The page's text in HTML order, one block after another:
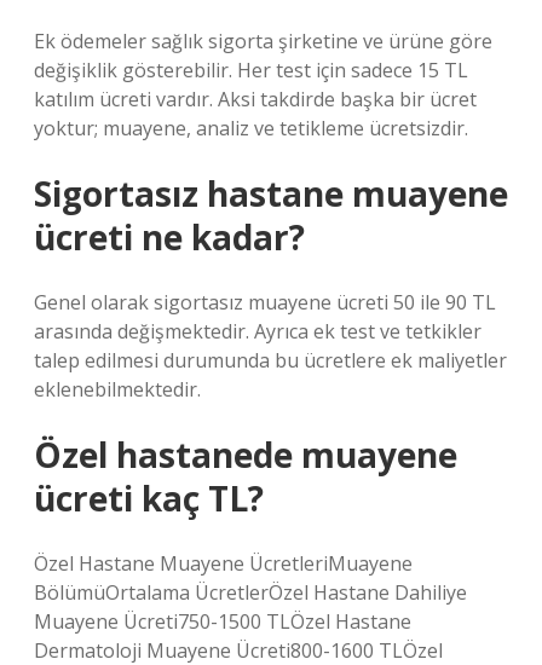
Ek ödemeler sağlık sigorta şirketine ve ürüne göre
değişiklik gösterebilir. Her test için sadece 15 TL
katılım ücreti vardır. Aksi takdirde başka bir ücret
yoktur; muayene, analiz ve tetikleme ücretsizdir.
Sigortasız hastane muayene
ücreti ne kadar?
Genel olarak sigortasız muayene ücreti 50 ile 90 TL
arasında değişmektedir. Ayrıca ek test ve tetkikler
talep edilmesi durumunda bu ücretlere ek maliyetler
eklenebilmektedir.
Özel hastanede muayene
ücreti kaç TL?
Özel Hastane Muayene ÜcretleriMuayene
BölümüOrtalama ÜcretlerÖzel Hastane Dahiliye
Muayene Ücreti750-1500 TLÖzel Hastane
Dermatoloji Muayene Ücreti800-1600 TLÖzel